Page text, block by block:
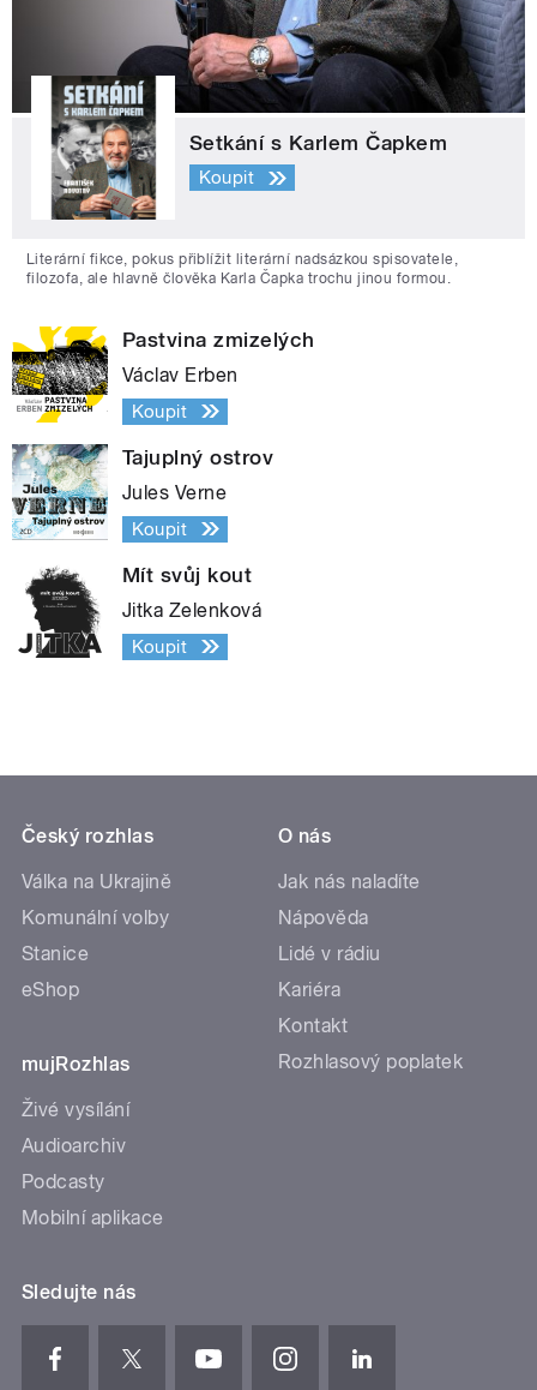
Setkání s Karlem Čapkem
Koupit
Literární fikce, pokus přiblížit literární nadsázkou spisovatele,
filozofa, ale hlavně člověka Karla Čapka trochu jinou formou.
Pastvina zmizelých
Václav Erben
Koupit
Tajuplný ostrov
Jules Verne
Koupit
Mít svůj kout
Jitka Zelenková
Koupit
Český rozhlas
Válka na Ukrajině
Komunální volby
Stanice
eShop
mujRozhlas
Živé vysílání
Audioarchiv
Podcasty
Mobilní aplikace
O nás
Jak nás naladíte
Nápověda
Lidé v rádiu
Kariéra
Kontakt
Rozhlasový poplatek
Sledujte nás